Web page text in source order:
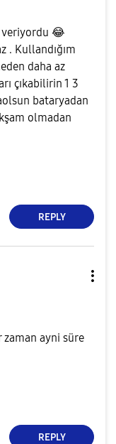
😂
. Kullandığım
daha az
çıkabilirin 1 3
bataryadan
olmadan
REPLY
zaman ayni süre
REPLY